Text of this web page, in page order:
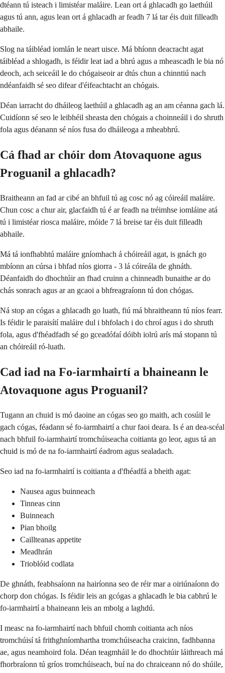
dtéann tú isteach i limistéar maláire. Lean ort á ghlacadh go laethúil
agus tú ann, agus lean ort á ghlacadh ar feadh 7 lá tar éis duit filleadh
abhaile.
Slog na táibléad iomlán le neart uisce. Má bhíonn deacracht agat
táibléad a shlogadh, is féidir leat iad a bhrú agus a mheascadh le bia nó
deoch, ach seiceáil le do chógaiseoir ar dtús chun a chinntiú nach
ndéanfaidh sé seo difear d'éifeachtacht an chógais.
Déan iarracht do dháileog laethúil a ghlacadh ag an am céanna gach lá.
Cuidíonn sé seo le leibhéil sheasta den chógais a choinneáil i do shruth
fola agus déanann sé níos fusa do dháileoga a mheabhrú.
Cá fhad ar chóir dom Atovaquone agus
Proguanil a ghlacadh?
Braitheann an fad ar cibé an bhfuil tú ag cosc nó ag cóireáil maláire.
Chun cosc a chur air, glacfaidh tú é ar feadh na tréimhse iomláine atá
tú i limistéar riosca maláire, móide 7 lá breise tar éis duit filleadh
abhaile.
Má tá ionfhabhtú maláire gníomhach á chóireáil agat, is gnách go
mbíonn an cúrsa i bhfad níos giorra - 3 lá cóireála de ghnáth.
Déanfaidh do dhochtúir an fhad cruinn a chinneadh bunaithe ar do
chás sonrach agus ar an gcaoi a bhfreagraíonn tú don chógas.
Ná stop an cógas a ghlacadh go luath, fiú má bhraitheann tú níos fearr.
Is féidir le paraisítí maláire dul i bhfolach i do chroí agus i do shruth
fola, agus d'fhéadfadh sé go gceadófaí dóibh iolrú arís má stopann tú
an chóireáil ró-luath.
Cad iad na Fo-iarmhairtí a bhaineann le
Atovaquone agus Proguanil?
Tugann an chuid is mó daoine an cógas seo go maith, ach cosúil le
gach cógas, féadann sé fo-iarmhairtí a chur faoi deara. Is é an dea-scéal
nach bhfuil fo-iarmhairtí tromchúiseacha coitianta go leor, agus tá an
chuid is mó de na fo-iarmhairtí éadrom agus sealadach.
Seo iad na fo-iarmhairtí is coitianta a d'fhéadfá a bheith agat:
Nausea agus buinneach
Tinneas cinn
Buinneach
Pian bhoilg
Caillteanas appetite
Meadhrán
Trioblóid codlata
De ghnáth, feabhsaíonn na hairíonna seo de réir mar a oiriúnaíonn do
chorp don chógas. Is féidir leis an gcógas a ghlacadh le bia cabhrú le
fo-iarmhairtí a bhaineann leis an mbolg a laghdú.
I measc na fo-iarmhairtí nach bhfuil chomh coitianta ach níos
tromchúisí tá frithghníomhartha tromchúiseacha craicinn, fadhbanna
ae, agus neamhoird fola. Déan teagmháil le do dhochtúir láithreach má
fhorbraíonn tú gríos tromchúiseach, buí na do chraiceann nó do shúile,